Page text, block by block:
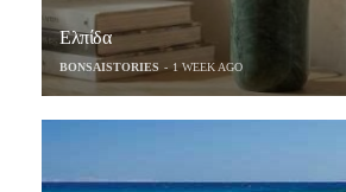
Ελπίδα
BONSAISTORIES 1 WEEK AGO